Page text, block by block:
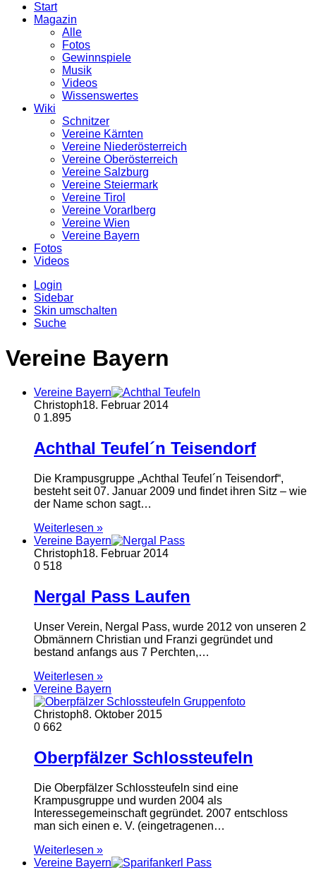
Start
Magazin
Alle
Fotos
Gewinnspiele
Musik
Videos
Wissenswertes
Wiki
Schnitzer
Vereine Kärnten
Vereine Niederösterreich
Vereine Oberösterreich
Vereine Salzburg
Vereine Steiermark
Vereine Tirol
Vereine Vorarlberg
Vereine Wien
Vereine Bayern
Fotos
Videos
Login
Sidebar
Skin umschalten
Suche
Vereine Bayern
Vereine Bayern
Christoph18. Februar 2014
0 1.895
Achthal Teufel´n Teisendorf
Die Krampusgruppe „Achthal Teufel´n Teisendorf“,
besteht seit 07. Januar 2009 und findet ihren Sitz – wie
der Name schon sagt…
Weiterlesen »
Vereine Bayern
Christoph18. Februar 2014
0 518
Nergal Pass Laufen
Unser Verein, Nergal Pass, wurde 2012 von unseren 2
Obmännern Christian und Franzi gegründet und
bestand anfangs aus 7 Perchten,…
Weiterlesen »
Vereine Bayern
Christoph8. Oktober 2015
0 662
Oberpfälzer Schlossteufeln
Die Oberpfälzer Schlossteufeln sind eine
Krampusgruppe und wurden 2004 als
Interessegemeinschaft gegründet. 2007 entschloss
man sich einen e. V. (eingetragenen…
Weiterlesen »
Vereine Bayern